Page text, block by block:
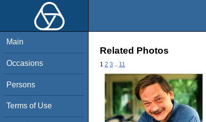
Main
Occasions
Persons
Terms of Use
Related Photos
1 2 3 11